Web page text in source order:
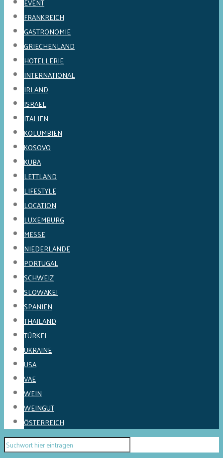
EVENT
FRANKREICH
GASTRONOMIE
GRIECHENLAND
HOTELLERIE
INTERNATIONAL
IRLAND
ISRAEL
ITALIEN
KOLUMBIEN
KOSOVO
KUBA
LETTLAND
LIFESTYLE
LOCATION
LUXEMBURG
MESSE
NIEDERLANDE
PORTUGAL
SCHWEIZ
SLOWAKEI
SPANIEN
THAILAND
TÜRKEI
UKRAINE
USA
VAE
WEIN
WEINGUT
ÖSTERREICH